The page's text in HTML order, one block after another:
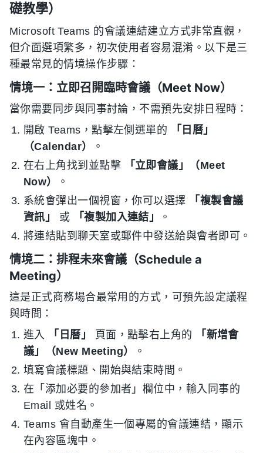
礎教學）
Microsoft Teams 的會議連結建立方式非常直觀，
但介面選項繁多，初次使用者容易混淆。以下是三
種最常見的情境操作步驟：
情境一：立即召開臨時會議（Meet Now）
當你需要同步與同事討論，不需預先安排日程時：
開啟 Teams，點擊左側選單的
「日曆」
（Calendar）
。
在右上角找到並點擊
「立即會議」（Meet
Now）
。
系統會彈出一個視窗，你可以選擇
「複製會議
資訊」
或 「複製加入連結」
。
將連結貼到聊天室或郵件中發送給與會者即可。
情境二：排程未來會議（Schedule a
Meeting）
這是正式商務場合最常用的方式，可預先設定議程
與時間：
進入
「日曆」 頁面，點擊右上角的
「新增會
議」（New Meeting）
。
填寫會議標題、開始與結束時間。
在「添加必要的參加者」欄位中，輸入同事的
Email 或姓名。
Teams 會自動產生一個專屬的會議連結，顯示
在內容區塊中。